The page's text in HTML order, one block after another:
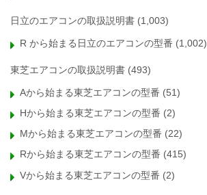
日立のエアコンの取扱説明書 (1,003)
R から始まる日立のエアコンの型番 (1,002)
東芝エアコンの取扱説明書 (493)
Aから始まる東芝エアコンの型番 (51)
Hから始まる東芝エアコンの型番 (2)
Mから始まる東芝エアコンの型番 (22)
Rから始まる東芝エアコンの型番 (415)
Vから始まる東芝エアコンの型番 (2)